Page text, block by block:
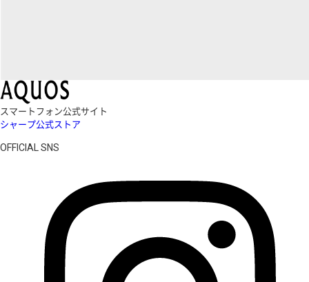
スマートフォン公式サイト
シャープ公式ストア
OFFICIAL SNS